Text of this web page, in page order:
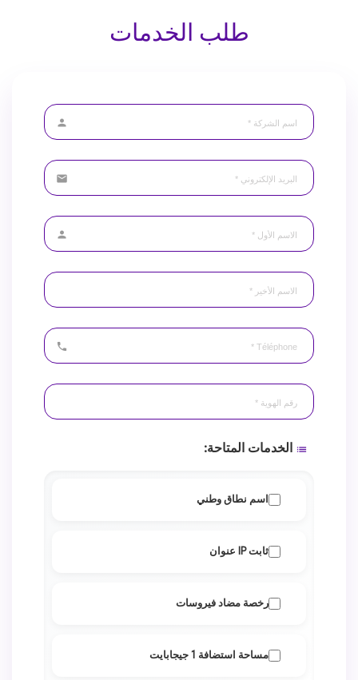
طلب الخدمات
person
email
person
phone
list الخدمات المتاحة:
اسم نطاق وطني
ثابت IP عنوان
رخصة مضاد فيروسات
مساحة استضافة 1 جيجابايت